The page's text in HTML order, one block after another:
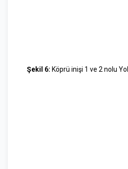
Şekil 6: Köprü inişi 1 ve 2 nolu